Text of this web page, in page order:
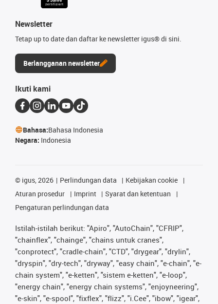
Newsletter
Tetap up to date dan daftar ke newsletter igus® di sini.
Berlangganan newsletter
Ikuti kami
Bahasa:Bahasa Indonesia
Negara: Indonesia
© igus, 2026 Perlindungan data
Kebijakan cookie
Aturan prosedur
Imprint
Syarat dan ketentuan
Pengaturan perlindungan data
Istilah-istilah berikut: "Apiro", "AutoChain", "CFRIP",
"chainflex", "chainge", "chains untuk cranes",
"conprotect", "cradle-chain", "CTD", "drygear", "drylin",
"dryspin", "dry-tech", "dryway", "easy chain", "e-chain", "e-
chain system", "e-ketten", "sistem e-ketten", "e-loop",
"energy chain", "energy chain systems", "enjoyneering",
"e-skin", "e-spool", "fixflex", "flizz", "i.Cee", "ibow", "igear",